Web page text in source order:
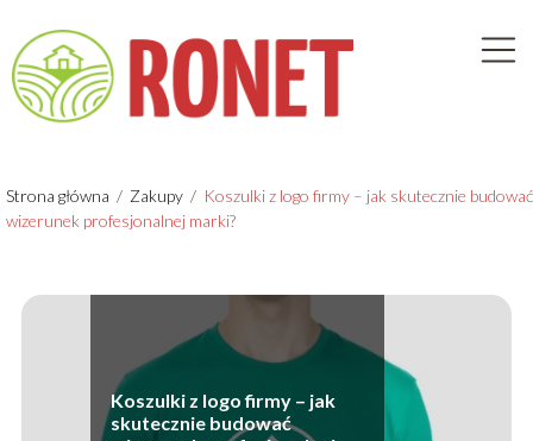
Strona główna / Zakupy / Koszulki z logo firmy – jak skutecznie budować
wizerunek profesjonalnej marki?
Koszulki z logo firmy – jak
skutecznie budować